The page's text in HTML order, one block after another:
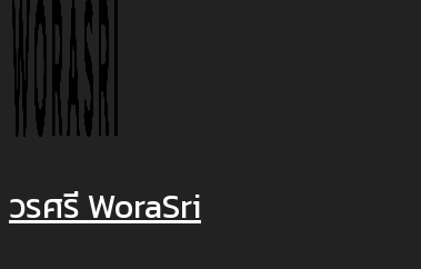
วรศรี WoraSri